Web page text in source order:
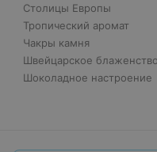
Столицы Европы
Тропический аромат
Чакры камня
Швейцарское блаженство
Шоколадное настроение